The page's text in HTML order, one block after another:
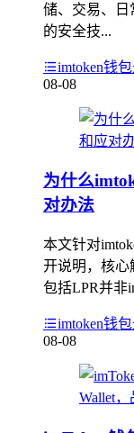
储、交易、日
的安全技...
imtoken钱
08-08
为什么
对办法
本文针对
开说明，核心
包括LPR并非
imtoken钱
08-08